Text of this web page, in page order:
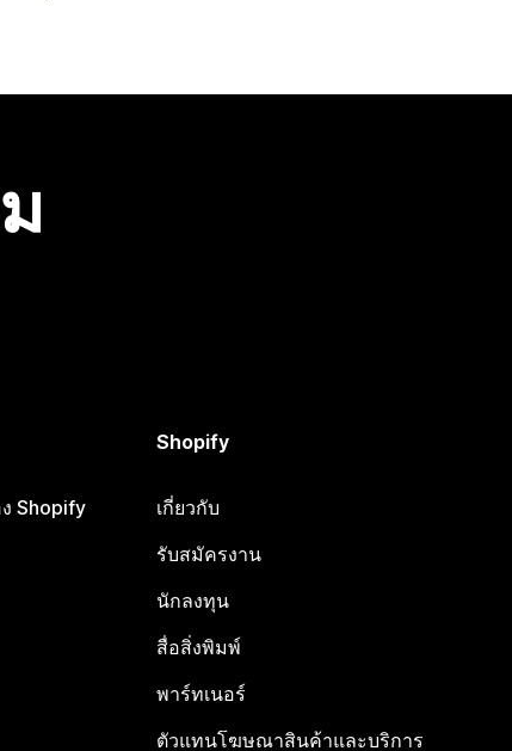
Shopify
Shopify
เกี่ยวกับ
รับสมัครงาน
นักลงทุน
สื่อสิ่งพิมพ์
พาร์ทเนอร์
ตัวแทนโฆษณาสินค้าและบริการ